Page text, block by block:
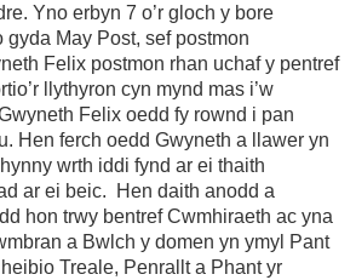
Yno erbyn 7 o’r gloch y bore
gyda May Post, sef postmon
Felix postmon rhan uchaf y pentref
llythyron cyn mynd mas i’w
Felix oedd fy rownd i pan
Hen ferch oedd Gwyneth a llawer yn
hynny wrth iddi fynd ar ei thaith
ar ei beic. Hen daith anodd a
hon trwy bentref Cwmhiraeth ac yna
a Bwlch y domen yn ymyl Pant
Treale, Penrallt a Phant yr